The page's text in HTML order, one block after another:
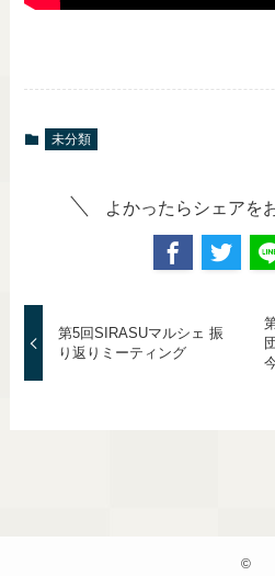
未分類
よかったらシェアを
第5回SIRASUマルシェ 振
り返りミーティング
©